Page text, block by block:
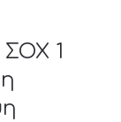
1